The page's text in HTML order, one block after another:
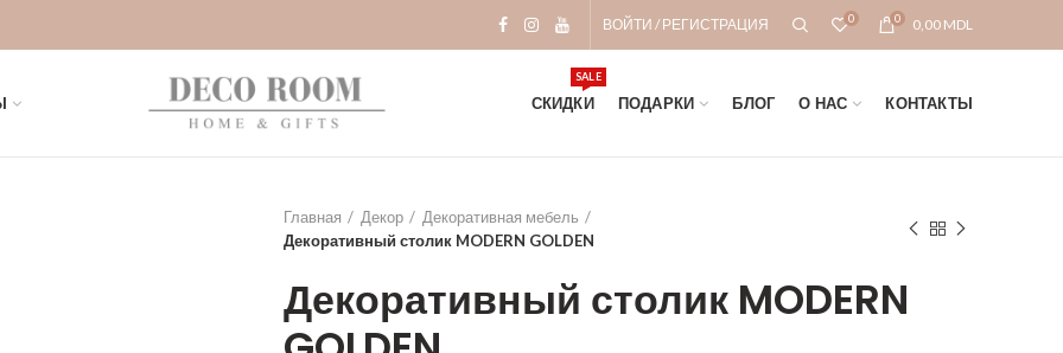
ВОЙТИ / РЕГИСТРАЦИЯ 0 0 0,00 MDL
СКИДКИ
SALE
ПОДАРКИ БЛОГ О НАС КОНТАКТЫ
Главная Декор
Декоративная мебель
Декоративный столик MODERN GOLDEN
Декоративный столик MODERN